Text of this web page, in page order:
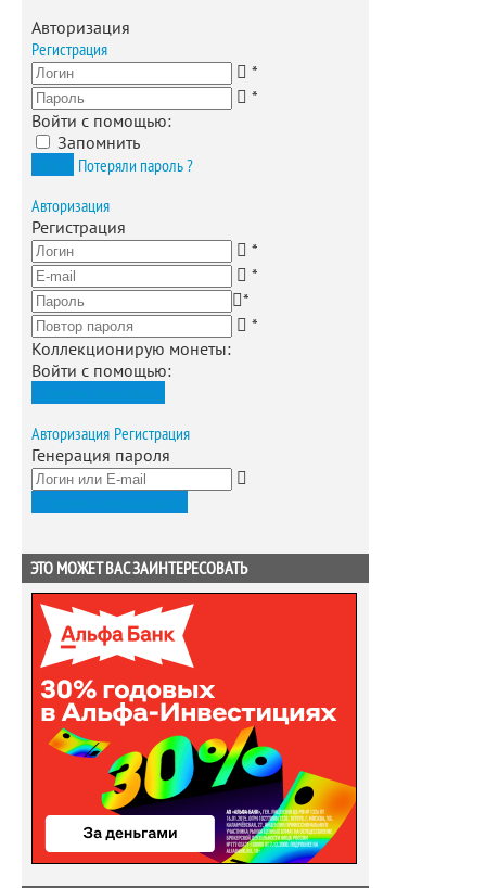
Авторизация
Регистрация
*
*
Войти с помощью:
Запомнить
Потеряли пароль ?
Авторизация
Регистрация
*
*
*
*
Коллекционирую монеты:
Войти с помощью:
Авторизация Регистрация
Генерация пароля
ЭТО МОЖЕТ ВАС ЗАИНТЕРЕСОВАТЬ